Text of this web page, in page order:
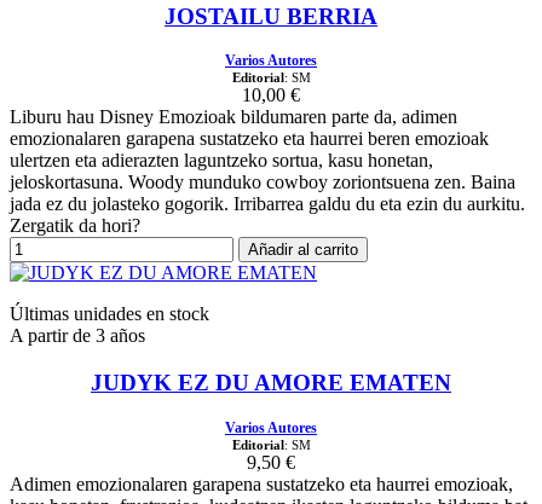
JOSTAILU BERRIA
Varios Autores
Editorial : SM
10,00 €
Liburu hau Disney Emozioak bildumaren parte da, adimen
emozionalaren garapena sustatzeko eta haurrei beren emozioak
ulertzen eta adierazten laguntzeko sortua, kasu honetan,
jeloskortasuna. Woody munduko cowboy zoriontsuena zen. Baina
jada ez du jolasteko gogorik. Irribarrea galdu du eta ezin du aurkitu.
Zergatik da hori?
Añadir al carrito
Últimas unidades en stock
A partir de 3 años
JUDYK EZ DU AMORE EMATEN
Varios Autores
Editorial: SM
9,50 €
Adimen emozionalaren garapena sustatzeko eta haurrei emozioak,